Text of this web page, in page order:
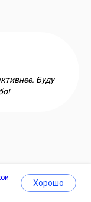
Буду
Хорошо